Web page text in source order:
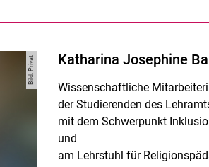
Bild: Privat Katharina Josephine
Wissenschaftliche
der Studierenden des
mit dem Schwerpunkt
und
am Lehrstuhl für